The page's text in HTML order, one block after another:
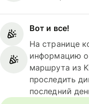
Вот и все!
На странице
информацию о
маршрута из
проследить
последний